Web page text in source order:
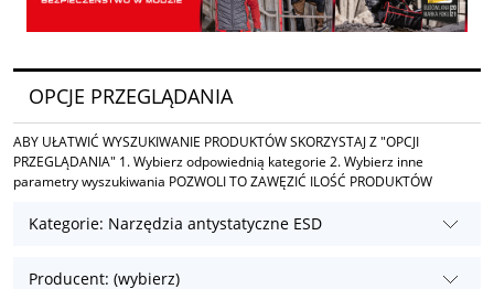
OPCJE PRZEGLĄDANIA
ABY UŁATWIĆ WYSZUKIWANIE PRODUKTÓW SKORZYSTAJ Z "OPCJI
PRZEGLĄDANIA" 1. Wybierz odpowiednią kategorie 2. Wybierz inne
parametry wyszukiwania POZWOLI TO ZAWĘZIĆ ILOŚĆ PRODUKTÓW
Kategorie: Narzędzia antystatyczne ESD
Producent: (wybierz)